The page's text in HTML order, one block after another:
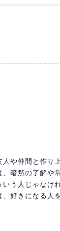
や仲間と作り
暗黙の了解や
う人じゃなけ
好きになる人